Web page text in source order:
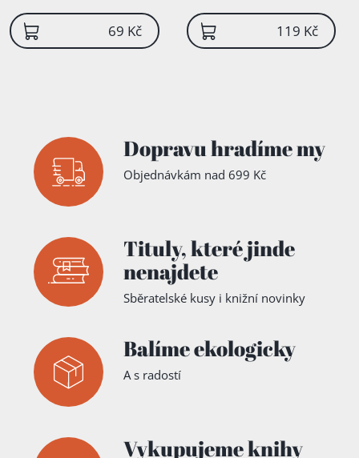
69 Kč 119 Kč
Dopravu hradíme my
Objednávkám nad 699 Kč
Tituly,které jinde
nenajdete
Sběratelské kusy i knižní novinky
Balíme ekologicky
A s radostí
Vykupujeme knihy